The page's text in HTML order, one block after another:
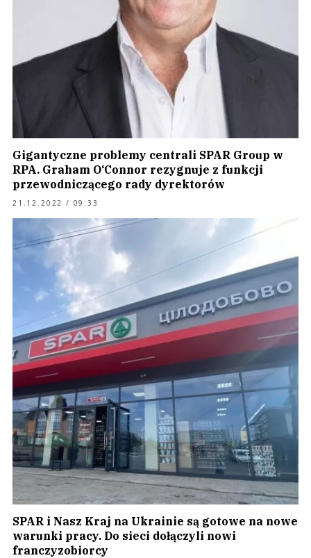
Gigantyczne problemy centrali SPAR Group w
RPA. Graham O‘Connor rezygnuje z funkcji
przewodniczącego rady dyrektorów
21.12.2022 / 09:33
SPAR i Nasz Kraj na Ukrainie są gotowe na nowe
warunki pracy. Do sieci dołączyli nowi
franczyzobiorcy